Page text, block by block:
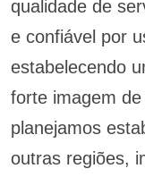
qualidade de
e confiável por
estabelecendo
forte imagem
planejamos
outras regiões,